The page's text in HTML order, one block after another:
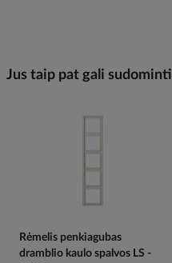
Jus taip pat gali sudominti
Rėmelis penkiagubas
dramblio kaulo spalvos LS -